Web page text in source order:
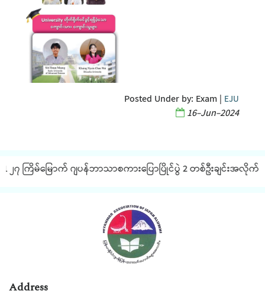
Posted Under by: Exam| EJU
16-Jun-2024
၇ ကြိမ်မြောက် ဂျပန်ဘာသာစကားပြောပြိုင်ပွဲ 2 တစ်ဦးချင်းအလိုက်
Address